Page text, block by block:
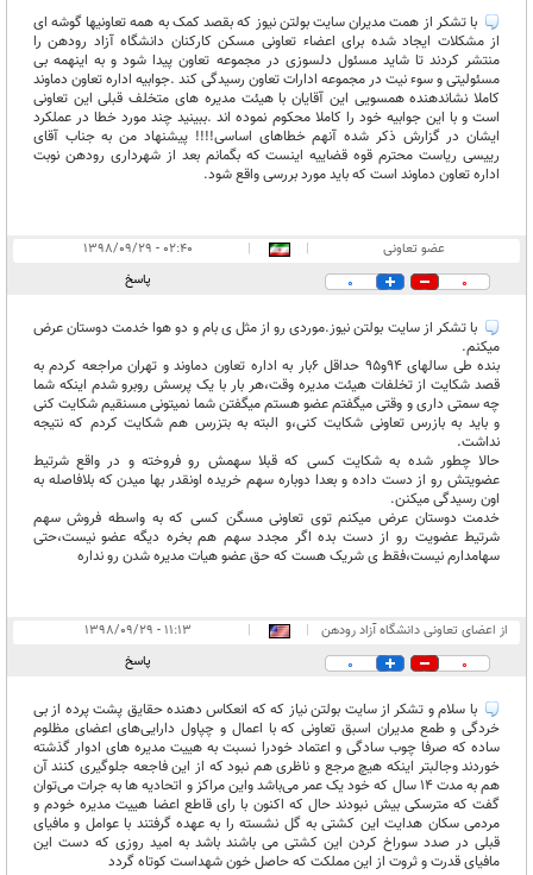
با تشکر از همت مدیران سایت بولتن نیوز که بقصد کمک به همه تعاونیها گوشه ای
از مشکلات ایجاد شده برای اعضاء تعاونی مسکن کارکنان دانشگاه آزاد رودهن را
منتشر کردند تا شاید مسئول دلسوزی در مجموعه تعاون پیدا شود و به اینهمه بی
مسئولیتی و سوء نیت در مجموعه ادارات تعاون رسیدگی کند .جوابیه اداره تعاون دماوند
کاملا نشاندهنده همسویی این آقایان با هیئت مدیره های متخلف قبلی این تعاونی
است و با این جوابیه خود را کاملا محکوم نموده اند .ببینید چند مورد خطا در عملکرد
ایشان در گزارش ذکر شده آنهم خطاهای اساسی!!!! پیشنهاد من به جناب آقای
رییسی ریاست محترم قوه قضاییه اینست که بگمانم بعد از شهرداری رودهن نوبت
اداره تعاون دماوند است که باید مورد بررسی واقع شود.
عضو تعاونی |
|
۰۲:۴۰ - ۱۳۹۸/۰۹/۲۹
0
0 پاسخ
با تشکر از سایت بولتن نیوز.موردی رو از مثل ی بام و دو هوا خدمت دوستان عرض
میکنم.
بنده طی سالهای 94و95 حداقل 6بار به اداره تعاون دماوند و تهران مراجعه کردم به
قصد شکایت از تخلفات هیئت مدیره وقت،هر بار با یک پرسش روبرو شدم اینکه شما
چه سمتی داری و وقتی میگفتم عضو هستم میگفتن شما نمیتونی مسنقیم شکایت کنی
و باید به بازرس تعاونی شکایت کنی،و البته به بتزرس هم شکایت کردم که نتیجه
نداشت.
حالا چطور شده به شکایت کسی که قبلا سهمش رو فروخته و در واقع شرتیط
عضویتش رو از دست داده و بعدا دوباره سهم خریده اونقدر بها میدن که بلافاصله به
اون رسیدگی میکنن.
خدمت دوستان عرض میکنم توی تعاونی مسگن کسی که به واسطه فروش سهم
شرتیط عضویت رو از دست بده اگر مجدد سهم هم بخره دیگه عضو نیست،حتی
سهامدارم نیست،فقط ی شریک هست که حق عضو هیات مدیره شدن رو نداره
از اعضای تعاونی دانشگاه آزاد رودهن |
|
۱۱:۱۳ - ۱۳۹۸/۰۹/۲۹
0
0 پاسخ
با سلام و تشکر از سایت بولتن نیاز که که انعکاس دهنده حقایق پشت پرده از بی
خردگی و طمع مدیران اسبق تعاونی که با اعمال و چپاول دارایی‌های اعضای مظلوم
ساده که صرفا چوب سادگی و اعتماد خودرا نسبت به هییت مدیره های ادوار گذشته
خوردند وجالبتر اینکه هیچ مرجع و ناظری هم نبود که از این فاجعه جلوگیری کنند آن
هم به مدت ۱۴ سال که خود یک عمر می‌باشد واین مراکز و اتحادیه ها به جرات می‌توان
گفت که مترسکی بیش نبودند حال که اکنون با رای قاطع اعضا هییت مدیره خودم و
مردمی سکان هدایت این کشتی به گل نشسته را به عهده گرفتند با عوامل و مافیای
قبلی در صدد سوراخ کردن این کشتی می باشند باشد به امید روزی که دست این
مافیای قدرت و ثروت از این مملکت که حاصل خون شهداست کوتاه گردد